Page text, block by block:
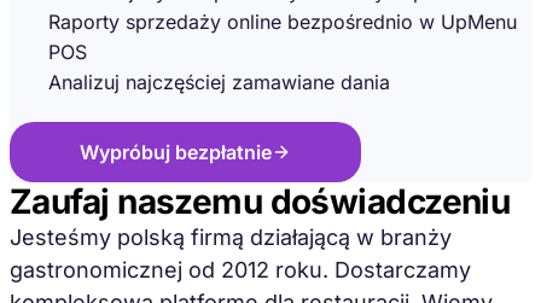
Raporty sprzedaży online bezpośrednio w UpMenu
POS
Analizuj najczęściej zamawiane dania
Wypróbuj bezpłatnie
Zaufaj naszemu doświadczeniu
Jesteśmy polską firmą działającą w branży
gastronomicznej od 2012 roku. Dostarczamy